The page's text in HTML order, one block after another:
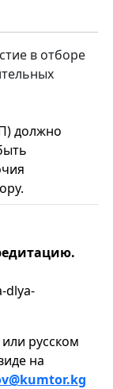
в отборе
должно
dlya-
русском
на
@kumtor.kg